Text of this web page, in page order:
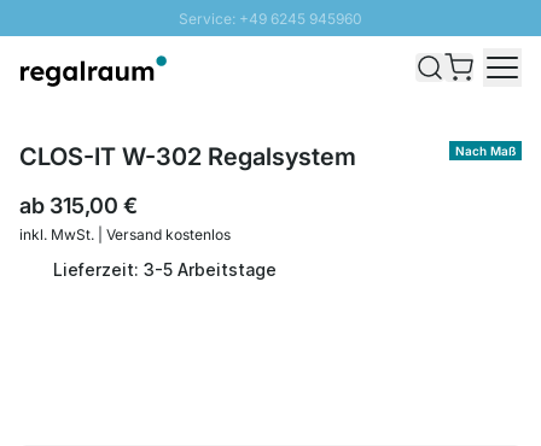
Service: +49 6245 945960
Schnelle Lieferung - Gratis Versand ab 100€
Nach Maß
CLOS-IT W-302 Regalsystem
ab 315,00 €
inkl. MwSt. | Versand kostenlos
Lieferzeit: 3-5 Arbeitstage